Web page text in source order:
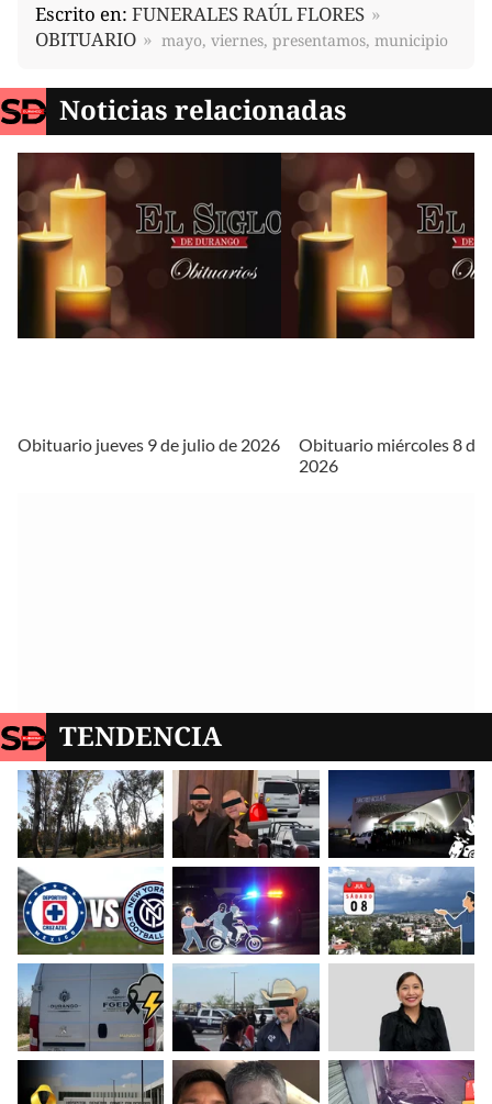
Escrito en: FUNERALES RAÚL FLORES
OBITUARIO
mayo, viernes, presentamos, municipio
Noticias relacionadas
Obituario jueves 9 de julio de 2026
Obituario miércoles 8 de
2026
TENDENCIA